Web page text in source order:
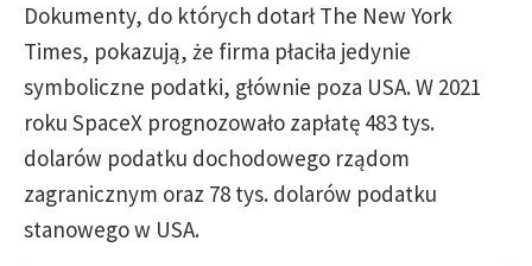
Dokumenty, do których dotarł The New York
Times, pokazują, że firma płaciła jedynie
symboliczne podatki, głównie poza USA. W 2021
roku SpaceX prognozowało zapłatę 483 tys.
dolarów podatku dochodowego rządom
zagranicznym oraz 78 tys. dolarów podatku
stanowego w USA.